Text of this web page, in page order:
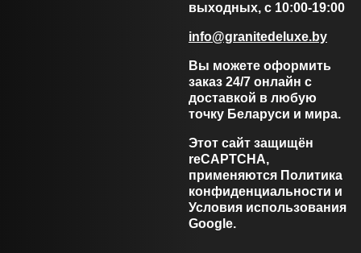
выходных, с 10:00-19:00
info@granitedeluxe.by
Вы можете оформить
заказ 24/7 онлайн с
доставкой в любую
точку Беларуси и мира.
Этот сайт защищён
reCAPTCHA,
применяются Политика
конфиденциальности и
Условия использования
Google.